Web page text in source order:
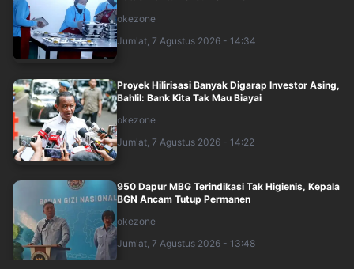
okezone
Jum'at, 7 Agustus 2026 - 14:34
Proyek Hilirisasi Banyak Digarap Investor Asing,
Bahlil: Bank Kita Tak Mau Biayai
okezone
Jum'at, 7 Agustus 2026 - 14:22
950 Dapur MBG Terindikasi Tak Higienis, Kepala
BGN Ancam Tutup Permanen
okezone
Jum'at, 7 Agustus 2026 - 13:48